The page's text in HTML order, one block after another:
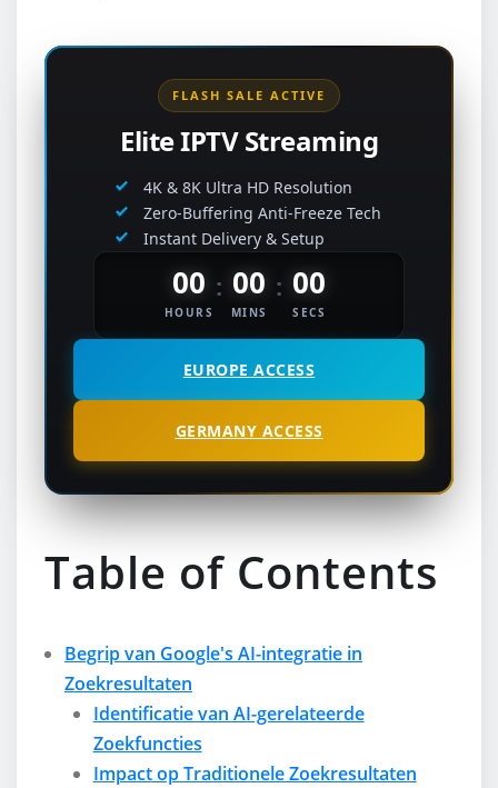
FLASH SALE ACTIVE
Elite IPTV Streaming
4K & 8K Ultra HD Resolution
Zero-Buffering Anti-Freeze Tech
Instant Delivery & Setup
00
HOURS
: 00
MINS
: 00
SECS
EUROPE ACCESS
GERMANY ACCESS
Table of Contents
Begrip van Google's AI-integratie in
Zoekresultaten
Identificatie van AI-gerelateerde
Zoekfuncties
Impact op Traditionele Zoekresultaten